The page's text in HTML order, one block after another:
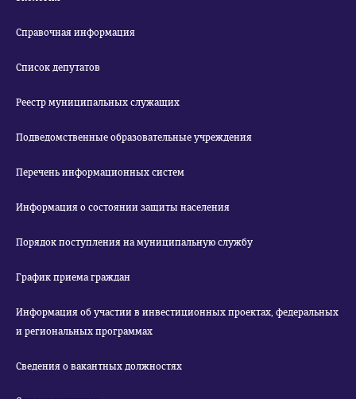
Справочная информация
Список депутатов
Реестр муниципальных служащих
Подведомственные образовательные учреждения
Перечень информационных систем
Информация о состоянии защиты населения
Порядок поступления на муниципальную службу
График приема граждан
Информация об участии в инвестиционных проектах, федеральных
и региональных программах
Сведения о вакантных должностях